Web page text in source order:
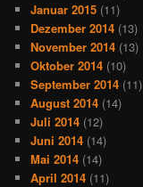
Januar 2015 (11)
Dezember 2014 (13)
November 2014 (13)
Oktober 2014 (10)
September 2014 (11)
August 2014 (14)
Juli 2014 (12)
Juni 2014 (14)
Mai 2014 (14)
April 2014 (11)